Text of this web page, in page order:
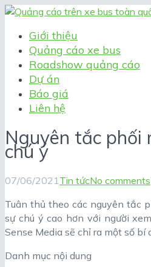
Giới thiệu
Quảng cáo xe bus
Roadshow quảng cáo
Dự án
Báo giá
Liên hệ
Nguyên tắc phối
chú ý
07/06/2021 Tin tứcNo comments
Tuân thủ theo các nguyên tắc
sự chú ý cao hơn với người
Sense Media sẽ chỉ ra một số
Danh mục nội dung